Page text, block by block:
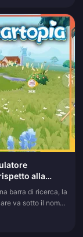
alla
barra di ricerca, la
va sotto il nome